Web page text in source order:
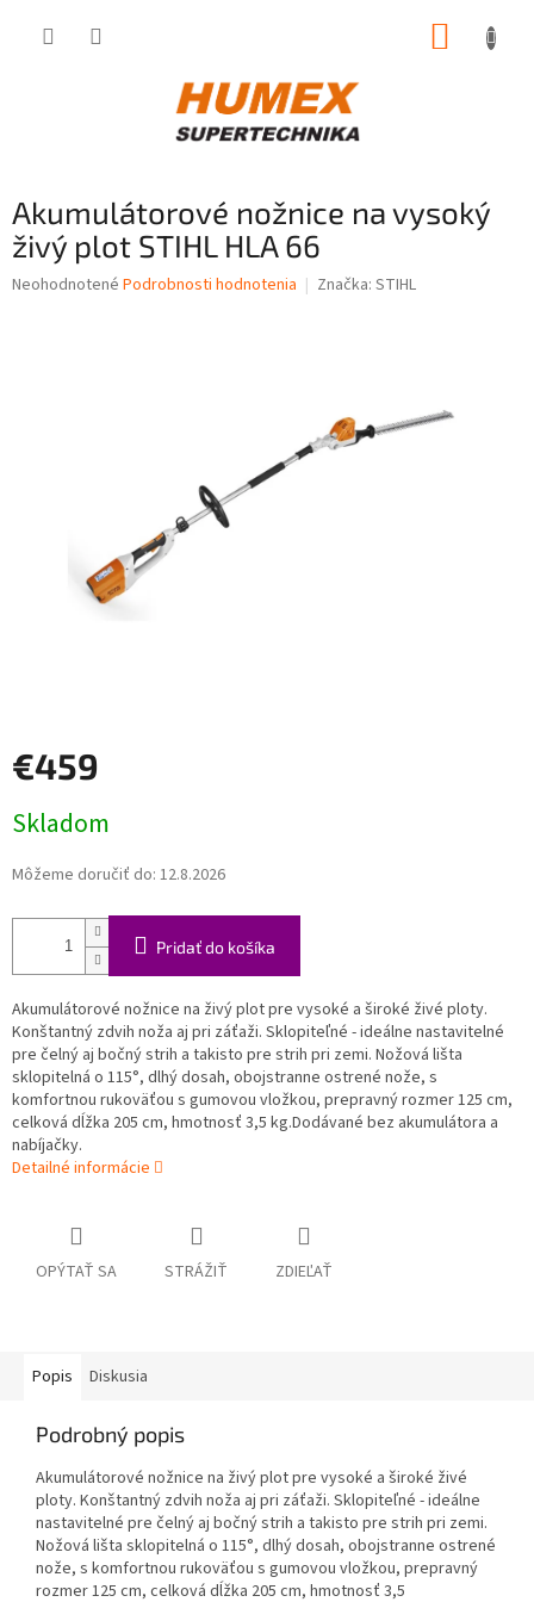
Akumulátorové nožnice na vysoký
živý plot STIHL HLA 66
Priemerné
Neohodnotené Podrobnosti hodnotenia Značka: STIHL
€459
cena:
Skladom
Môžeme doručiť do: 12.8.2026
Pridať do košíka
Akumulátorové nožnice na živý plot pre vysoké a široké živé ploty.
Konštantný zdvih noža aj pri záťaži. Sklopiteľné - ideálne nastavitelné
pre čelný aj bočný strih a takisto pre strih pri zemi. Nožová lišta
sklopitelná o 115°, dlhý dosah, obojstranne ostrené nože, s
komfortnou rukoväťou s gumovou vložkou, prepravný rozmer 125 cm,
celková dĺžka 205 cm, hmotnosť 3,5 kg.Dodávané bez akumulátora a
nabíjačky.
Detailné informácie
OPÝTAŤ SA STRÁŽIŤ ZDIEĽAŤ
Popis Diskusia
Podrobný popis
Akumulátorové nožnice na živý plot pre vysoké a široké živé
ploty. Konštantný zdvih noža aj pri záťaži. Sklopiteľné - ideálne
nastavitelné pre čelný aj bočný strih a takisto pre strih pri zemi.
Nožová lišta sklopitelná o 115°, dlhý dosah, obojstranne ostrené
nože, s komfortnou rukoväťou s gumovou vložkou, prepravný
rozmer 125 cm, celková dĺžka 205 cm, hmotnosť 3,5